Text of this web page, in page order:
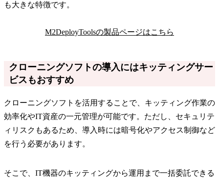
も大きな特徴です。
M2DeployToolsの製品ページはこちら
クローニングソフトの導入にはキッティングサー
ビスもおすすめ
クローニングソフトを活用することで、キッティング作業の
効率化やIT資産の一元管理が可能です。ただし、セキュリテ
ィリスクもあるため、導入時には暗号化やアクセス制御など
を行う必要があります。
そこで、IT機器のキッティングから運用まで一括委託できる